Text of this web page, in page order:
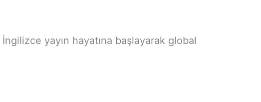
yayın hayatına başlayarak global